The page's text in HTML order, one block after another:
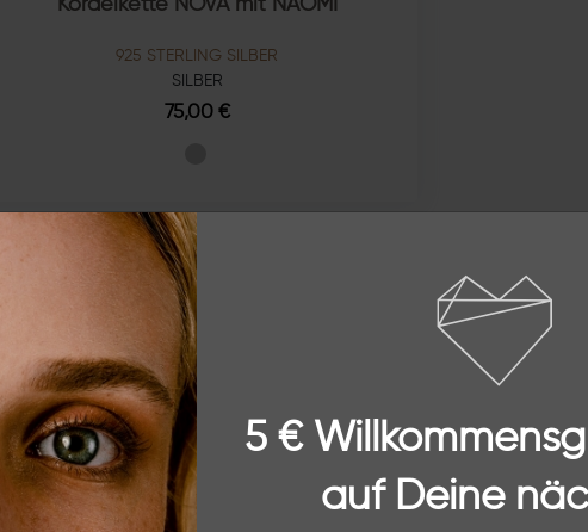
Kordelkette NOVA mit NAOMI
925 STERLING SILBER
SILBER
75,00 €
ÜBER THESSALIE
Mein Name ist Theresa und ich bin die Gründerin von
gegründet für Frauen wie dich und mich. Selbstbewusste
Langlebigkeit und Design legen. Unsere individuellen
Armbänder und Ringe aus 925 Sterling Silber werden von
gestaltet. Mit unserem Faible für Trend und Inspirationen,
Label THESSALIE ein ganz besonderes Schmuckerlebnis
sind von zeitloser Schönheit, die alle miteinander
Tag bereichern.
Erfahre hier mehr über uns!
5 €
auf Deine